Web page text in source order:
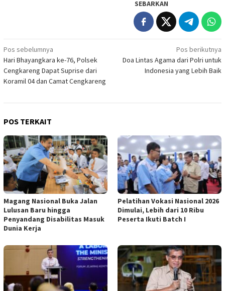
SEBARKAN
Navigasi
pos
Pos sebelumnya
Hari Bhayangkara ke-76, Polsek
Cengkareng Dapat Suprise dari
Koramil 04 dan Camat Cengkareng
Pos berikutnya
Doa Lintas Agama dari Polri untuk
Indonesia yang Lebih Baik
POS TERKAIT
Magang Nasional Buka Jalan
Lulusan Baru hingga
Penyandang Disabilitas Masuk
Dunia Kerja
Pelatihan Vokasi Nasional 2026
Dimulai, Lebih dari 10 Ribu
Peserta Ikuti Batch I